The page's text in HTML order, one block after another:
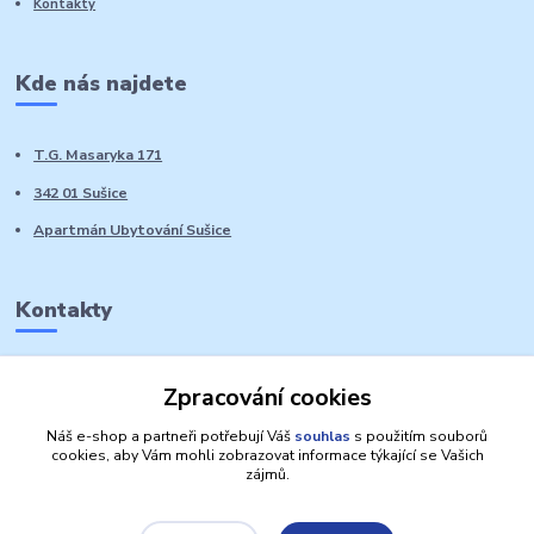
Kontakty
Kde nás najdete
T.G. Masaryka 171
342 01 Sušice
Apartmán Ubytování Sušice
Kontakty
Zpracování cookies
Náš e-shop a partneři potřebují Váš souhlas s použitím souborů
cookies, aby Vám mohli zobrazovat informace týkající se Vašich
zájmů.